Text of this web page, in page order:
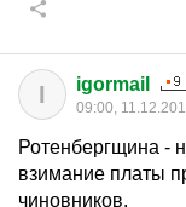
I igormail
09:00,
Ротенбергщина -
взимание платы
чиновников.